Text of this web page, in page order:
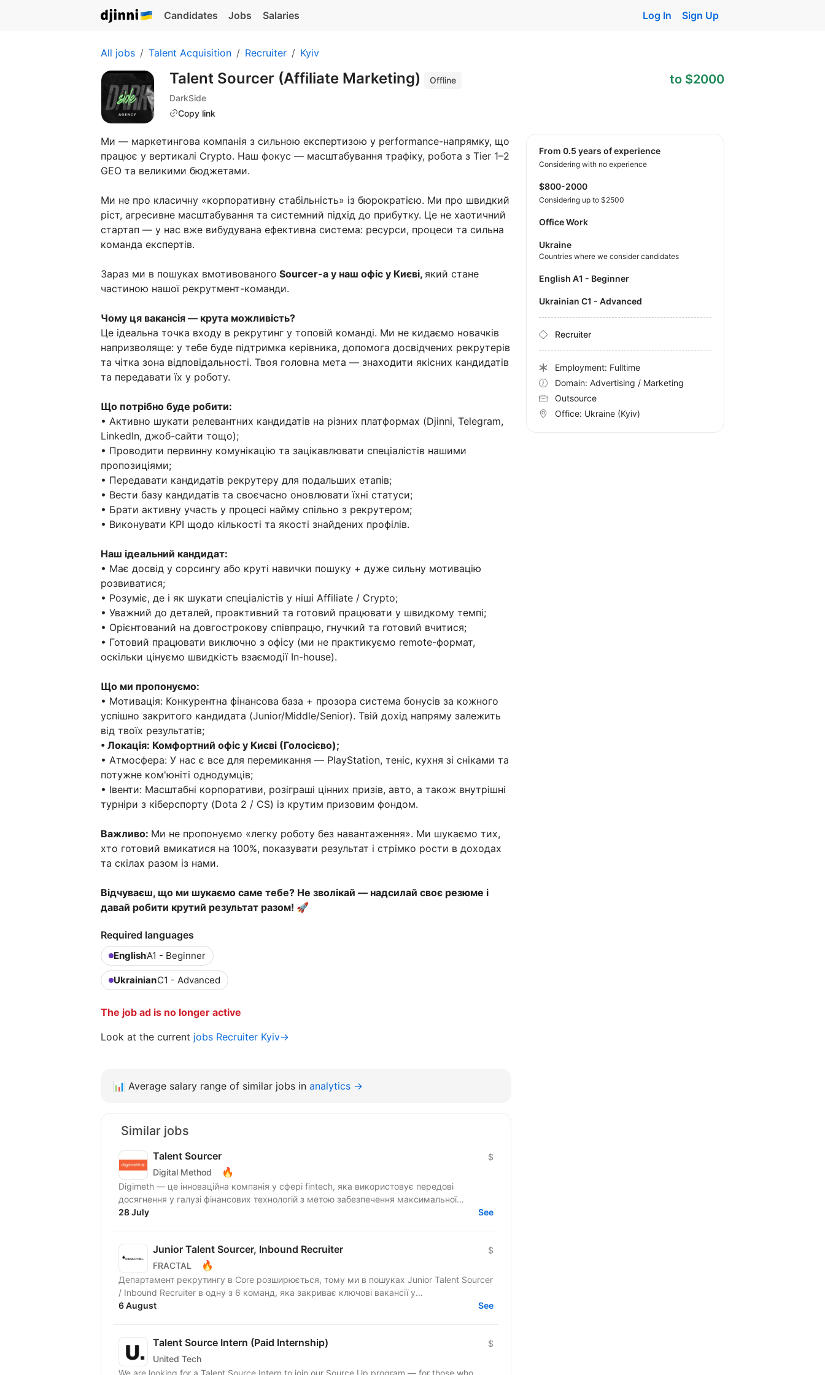
Candidates Jobs Salaries Log In Sign Up
All jobs Talent Acquisition Recruiter Kyiv
Talent Sourcer (Affiliate Marketing)
Offline
DarkSide
Copy link
to $2000
Ми — маркетингова компанія з сильною експертизою у performance-напрямку, що
працює у вертикалі Crypto. Наш фокус — масштабування трафіку, робота з Tier 1–2
GEO та великими бюджетами.
Ми не про класичну «корпоративну стабільність» із бюрократією. Ми про швидкий
ріст, агресивне масштабування та системний підхід до прибутку. Це не хаотичний
стартап — у нас вже вибудувана ефективна система: ресурси, процеси та сильна
команда експертів.
Зараз ми в пошуках вмотивованого Sourcer-а у наш офіс у Києві, який стане
частиною нашої рекрутмент-команди.
Чому ця вакансія — крута можливість?
Це ідеальна точка входу в рекрутинг у топовій команді. Ми не кидаємо новачків
напризволяще: у тебе буде підтримка керівника, допомога досвідчених рекрутерів
та чітка зона відповідальності. Твоя головна мета — знаходити якісних кандидатів
та передавати їх у роботу.
Що потрібно буде робити:
• Активно шукати релевантних кандидатів на різних платформах (Djinni, Telegram,
LinkedIn, джоб-сайти тощо);
• Проводити первинну комунікацію та зацікавлювати спеціалістів нашими
пропозиціями;
• Передавати кандидатів рекрутеру для подальших етапів;
• Вести базу кандидатів та своєчасно оновлювати їхні статуси;
• Брати активну участь у процесі найму спільно з рекрутером;
• Виконувати KPI щодо кількості та якості знайдених профілів.
Наш ідеальний кандидат:
• Має досвід у сорсингу або круті навички пошуку + дуже сильну мотивацію
розвиватися;
• Розуміє, де і як шукати спеціалістів у ніші Affiliate / Crypto;
• Уважний до деталей, проактивний та готовий працювати у швидкому темпі;
• Орієнтований на довгострокову співпрацю, гнучкий та готовий вчитися;
• Готовий працювати виключно з офісу (ми не практикуємо remote-формат,
оскільки цінуємо швидкість взаємодії In-house).
Що ми пропонуємо:
• Мотивація: Конкурентна фінансова база + прозора система бонусів за кожного
успішно закритого кандидата (Junior/Middle/Senior). Твій дохід напряму залежить
від твоїх результатів;
• Локація: Комфортний офіс у Києві (Голосієво);
• Атмосфера: У нас є все для перемикання — PlayStation, теніс, кухня зі сніками та
потужне ком'юніті однодумців;
• Івенти: Масштабні корпоративи, розіграші цінних призів, авто, а також внутрішні
турніри з кіберспорту (Dota 2 / CS) із крутим призовим фондом.
Важливо: Ми не пропонуємо «легку роботу без навантаження». Ми шукаємо тих,
хто готовий вмикатися на 100%, показувати результат і стрімко рости в доходах
та скілах разом із нами.
Відчуваєш, що ми шукаємо саме тебе? Не зволікай — надсилай своє резюме і
давай робити крутий результат разом! 🚀
Required languages
EnglishA1 - Beginner
UkrainianC1 - Advanced
The job ad is no longer active
Look at the current jobs Recruiter Kyiv→
from 0.5 years of experience
Considering with no experience
$800-2000
Considering up to $2500
Office Work
Ukraine
Countries where we consider candidates
English A1 - Beginner
Ukrainian C1 - Advanced
Recruiter
Employment: Fulltime
Domain: Advertising / Marketing
Outsource
Office: Ukraine (Kyiv)
📊 Average salary range of similar jobs in analytics →
Similar jobs
Talent Sourcer
Digital Method 🔥
$
Digimeth — це інноваційна компанія у сфері fintech, яка використовує передові
досягнення у галузі фінансових технологій з метою забезпечення максимальної...
28 July
See
Junior Talent Sourcer, Inbound Recruiter
FRACTAL 🔥
$
Департамент рекрутингу в Core розширюється, тому ми в пошуках Junior Talent Sourcer
/ Inbound Recruiter в одну з 6 команд, яка закриває ключові вакансії у...
6 August
See
Talent Source Intern (Paid Internship)
United Tech
$
We are looking for a Talent Source Intern to join our Source Up program — for those who